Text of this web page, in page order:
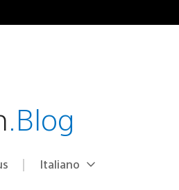
.Blog
Seleziona
Regione
Italiano